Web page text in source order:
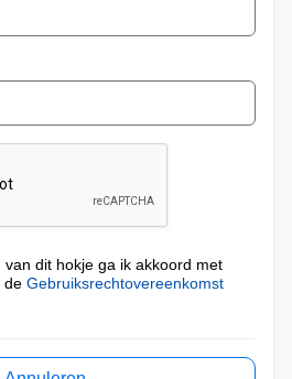
van dit hokje ga ik akkoord met
de Gebruiksrechtovereenkomst